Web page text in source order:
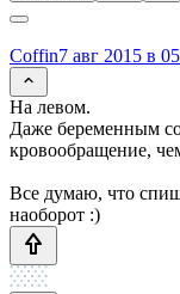
Coffin7 авг 2015 в
На левом.
Даже беременным
кровообращение,
Все думаю, что
наоборот :)